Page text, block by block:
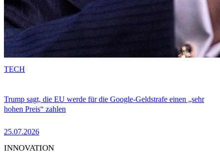
Trump sagt, die EU werde für die Google-Geldstrafe einen „sehr
hohen Preis“ zahlen
25.07.2026
TECH
INNOVATION